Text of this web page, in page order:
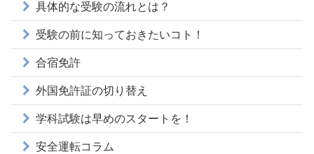
具体的な受験の流れとは？
受験の前に知っておきたいコト！
合宿免許
外国免許証の切り替え
学科試験は早めのスタートを！
安全運転コラム